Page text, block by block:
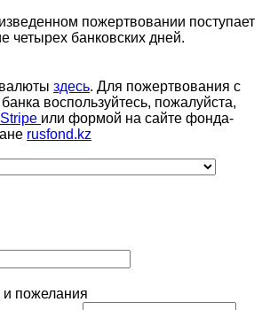
пожертвовании поступает
четырех банковских дней.
здесь. Для пожертвования с
воспользуйтесь, пожалуйста,
Stripe или формой на сайте фонда-
rusfond.kz
пожелания